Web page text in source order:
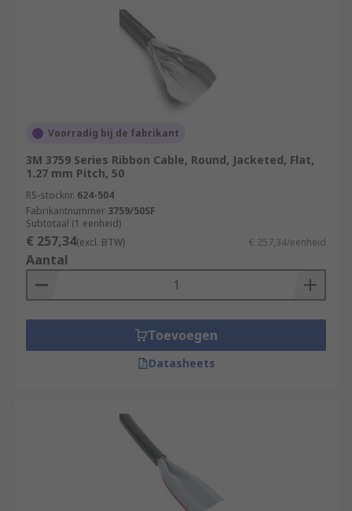
Voorradig bij de fabrikant
3M 3759 Series Ribbon Cable, Round, Jacketed, Flat,
1.27 mm Pitch, 50
RS-stocknr. 624-504
Fabrikantnummer 3759/50SF
Subtotaal (1 eenheid)
€ 257,34(excl. BTW) € 257,34/eenheid
Aantal
Toevoegen
Datasheets